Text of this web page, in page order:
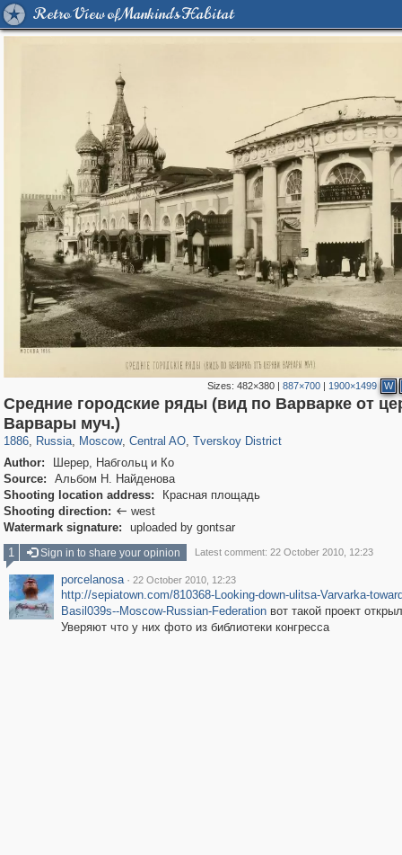
Retro View of Mankind's Habitat
Sizes:482×380 |887×700 | 1900×1499 W
Средние городские ряды (вид по Варварке от
Варвары муч.)
1886, Russia
1,406,672
, Moscow
319,864 8,286
, Central AO
160,010
, Tverskoy District
Author:
Шерер, Набгольц и Ко
Source:
Альбом Н. Найденова
Shooting location address:
Красная площадь
Shooting direction:  west
Watermark signature:
uploaded by gontsar
1
Sign in to share your opinion Latest comment: 22 October 2010, 12:23
porcelanosa · 22 October 2010, 12:23
http://sepiatown.com/810368-Looking-down-ulitsa-Varvarka-
Basil039s--Moscow-Russian-Federationвот такой проект
Уверяют что у них фото из библиотеки конгресса